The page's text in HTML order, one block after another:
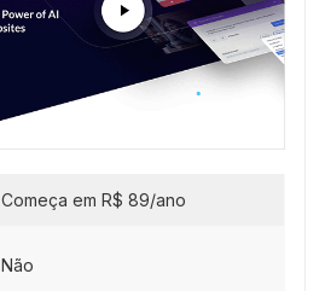
Começa em R$ 89/ano
Não